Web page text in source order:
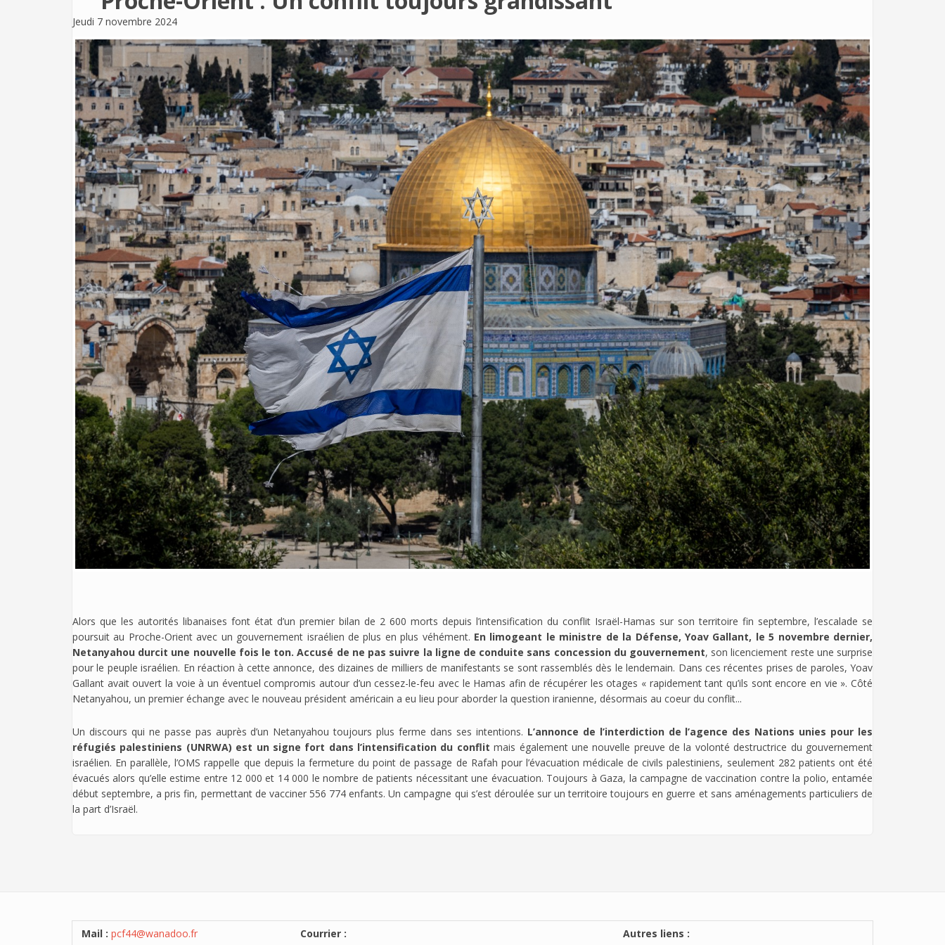
Jeudi 7 novembre 2024
Alors que les autorités libanaises font état d’un premier bilan de 2 600 morts depuis l’intensification du conflit Israël-Hamas sur son territoire fin septembre, l’escalade se
poursuit au Proche-Orient avec un gouvernement israélien de plus en plus véhément. En limogeant le ministre de la Défense, Yoav Gallant, le 5 novembre dernier,
Netanyahou durcit une nouvelle fois le ton. Accusé de ne pas suivre la ligne de conduite sans concession du gouvernement, son licenciement reste une surprise
pour le peuple israélien. En réaction à cette annonce, des dizaines de milliers de manifestants se sont rassemblés dès le lendemain. Dans ces récentes prises de paroles, Yoav
Gallant avait ouvert la voie à un éventuel compromis autour d’un cessez-le-feu avec le Hamas afin de récupérer les otages « rapidement tant qu’ils sont encore en vie ». Côté
Netanyahou, un premier échange avec le nouveau président américain a eu lieu pour aborder la question iranienne, désormais au coeur du conflit...
Un discours qui ne passe pas auprès d’un Netanyahou toujours plus ferme dans ses intentions. L’annonce de l’interdiction de l’agence des Nations unies pour les
réfugiés palestiniens (UNRWA) est un signe fort dans l’intensification du conflitmais également une nouvelle preuve de la volonté destructrice du gouvernement
israélien. En parallèle, l’OMS rappelle que depuis la fermeture du point de passage de Rafah pour l’évacuation médicale de civils palestiniens, seulement 282 patients ont été
évacués alors qu’elle estime entre 12 000 et 14 000 le nombre de patients nécessitant une évacuation. Toujours à Gaza, la campagne de vaccination contre la polio, entamée
début septembre, a pris fin, permettant de vacciner 556 774 enfants. Un campagne qui s’est déroulée sur un territoire toujours en guerre et sans aménagements particuliers de
la part d’Israël.
Mail : pcf44@wanadoo.fr Courrier : Autres liens :